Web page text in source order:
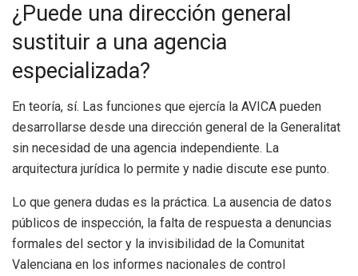
¿Puede una dirección general
sustituir a una agencia
especializada?
En teoría, sí. Las funciones que ejercía la AVICA pueden
desarrollarse desde una dirección general de la Generalitat
sin necesidad de una agencia independiente. La
arquitectura jurídica lo permite y nadie discute ese punto.
Lo que genera dudas es la práctica. La ausencia de datos
públicos de inspección, la falta de respuesta a denuncias
formales del sector y la invisibilidad de la Comunitat
Valenciana en los informes nacionales de control